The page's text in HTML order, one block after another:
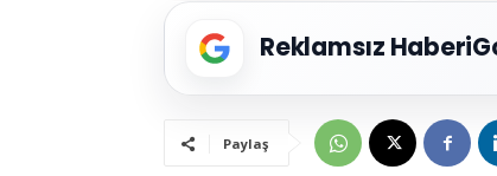
Reklamsız Haberi
Paylaş